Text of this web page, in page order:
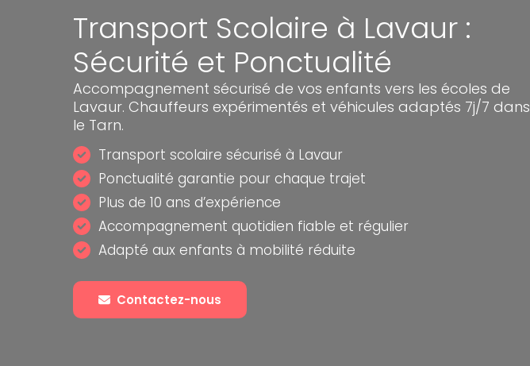
Transport Scolaire à Lavaur :
Sécurité et Ponctualité
Accompagnement sécurisé de vos enfants vers les écoles de
Lavaur. Chauffeurs expérimentés et véhicules adaptés 7j/7 dans
le Tarn.
Transport scolaire sécurisé à Lavaur
Ponctualité garantie pour chaque trajet
Plus de 10 ans d’expérience
Accompagnement quotidien fiable et régulier
Adapté aux enfants à mobilité réduite
Contactez-nous